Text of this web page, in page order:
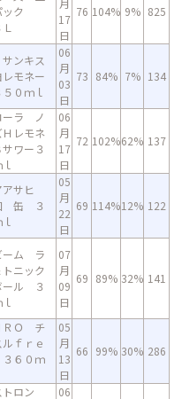
ク
月
17
日
76 104% 9% 825
ンキス
モネー
０ｍｌ
06
月
03
日
73 84% 7% 134
ーラ ノ
Ｈレモネ
ワー３
06
月
17
日
72 102%62% 137
アサヒ
缶 ３
05
月
22
日
69 114%12% 122
ーム ラ
ニック
ール ３
07
月
09
日
69 89% 32% 141
ＲＯ チ
ｆｒｅ
６０ｍ
05
月
13
日
66 99% 30% 286
ロン
06